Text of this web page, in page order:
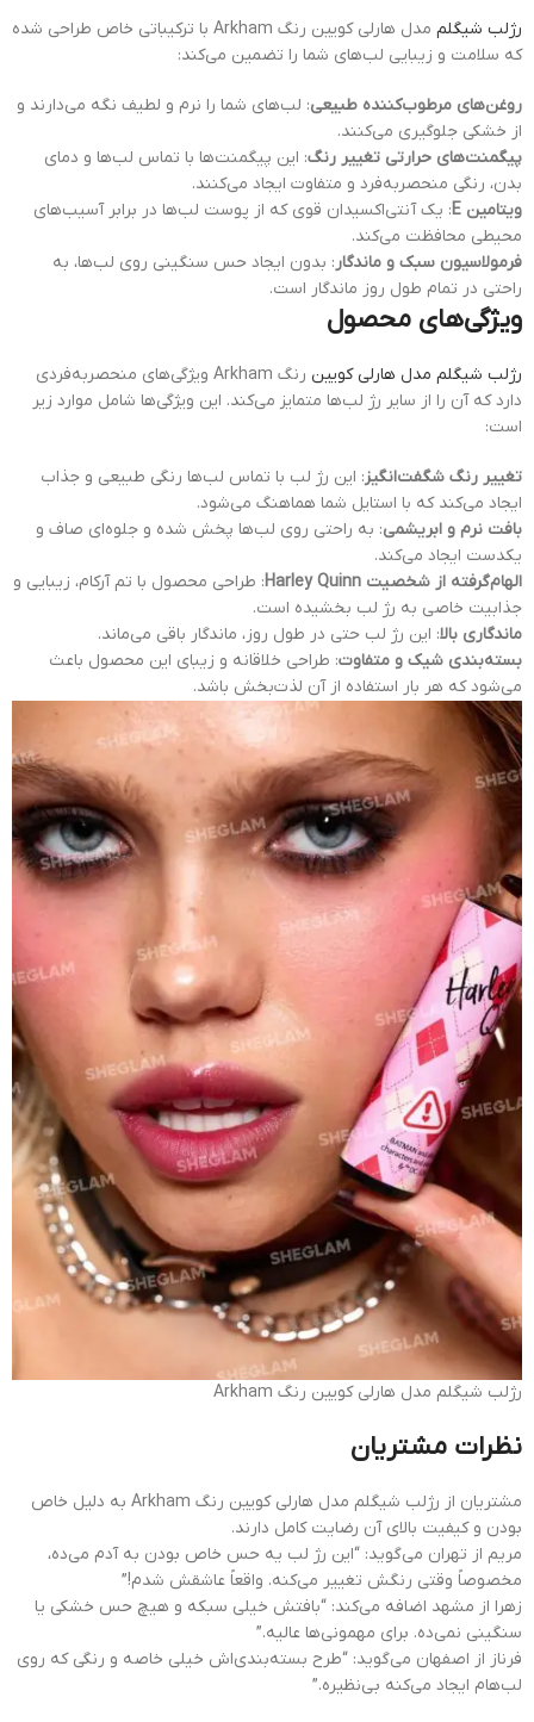
رژلب شیگلم
مدل هارلی کویین رنگ Arkham با ترکیباتی خاص طراحی شده
که سلامت و زیبایی لب‌های شما را تضمین می‌کند:
روغن‌های مرطوب‌کننده طبیعی: لب‌های شما را نرم و لطیف نگه می‌دارند و
از خشکی جلوگیری می‌کنند.
پیگمنت‌های حرارتی تغییر رنگ: این پیگمنت‌ها با تماس لب‌ها و دمای
بدن، رنگی منحصربه‌فرد و متفاوت ایجاد می‌کنند.
ویتامین E
: یک آنتی‌اکسیدان قوی که از پوست لب‌ها در برابر آسیب‌های
محیطی محافظت می‌کند.
فرمولاسیون سبک و ماندگار : بدون ایجاد حس سنگینی روی لب‌ها، به
راحتی در تمام طول روز ماندگار است.
ویژگی‌های محصول
رژلب شیگلم مدل هارلی کویین
رنگ Arkham ویژگی‌های منحصربه‌فردی
دارد که آن را از سایر رژ لب‌ها متمایز می‌کند. این ویژگی‌ها شامل موارد زیر
است:
تغییر رنگ شگفت‌انگیز: این رژ لب با تماس لب‌ها رنگی طبیعی و جذاب
ایجاد می‌کند که با استایل شما هماهنگ می‌شود.
بافت نرم و ابریشمی: به راحتی روی لب‌ها پخش شده و جلوه‌ای صاف و
یکدست ایجاد می‌کند.
الهام‌گرفته از شخصیت Harley Quinn
: طراحی محصول با تم آرکام، زیبایی و
جذابیت خاصی به رژ لب بخشیده است.
ماندگاری بالا: این رژ لب حتی در طول روز، ماندگار باقی می‌ماند.
بسته‌بندی شیک و متفاوت: طراحی خلاقانه و زیبای این محصول باعث
می‌شود که هر بار استفاده از آن لذت‌بخش باشد.
رژلب شیگلم مدل هارلی کویین رنگ Arkham
نظرات مشتریان
مشتریان از رژلب شیگلم مدل هارلی کویین رنگ Arkham به دلیل خاص
بودن و کیفیت بالای آن رضایت کامل دارند.
مریم از تهران می‌گوید: “این رژ لب یه حس خاص بودن به آدم می‌ده،
مخصوصاً وقتی رنگش تغییر می‌کنه. واقعاً عاشقش شدم!”
زهرا از مشهد اضافه می‌کند: “بافتش خیلی سبکه و هیچ حس خشکی یا
سنگینی نمی‌ده. برای مهمونی‌ها عالیه.”
فرناز از اصفهان می‌گوید: “طرح بسته‌بندی‌اش خیلی خاصه و رنگی که روی
لب‌هام ایجاد می‌کنه بی‌نظیره.”